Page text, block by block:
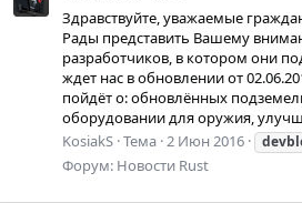
Здравствуйте, уважаемые
Рады представить Вашему
разработчиков, в котором они
ждет нас в обновлении от
пойдёт о: обновлённых
оборудовании для оружия,
KosiakS Тема 2 Июн 2016
Форум: Новости Rust